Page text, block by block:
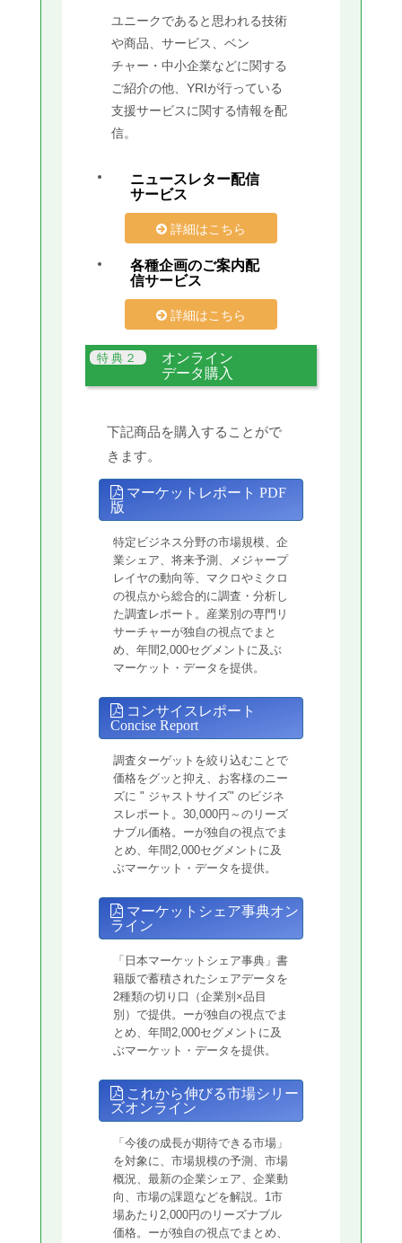
ユニークであると思われる技術
や商品、サービス、ベン
チャー・中小企業などに関する
ご紹介の他、YRIが行っている
支援サービスに関する情報を配
信。
ニュースレター配信
サービス
詳細はこちら
各種企画のご案内配
信サービス
詳細はこちら
オンライン
データ購入
下記商品を購入することがで
きます。
マーケットレポート PDF
版
特定ビジネス分野の市場規模、企
業シェア、将来予測、メジャープ
レイヤの動向等、マクロやミクロ
の視点から総合的に調査・分析し
た調査レポート。産業別の専門リ
サーチャーが独自の視点でまと
め、年間2,000セグメントに及ぶ
マーケット・データを提供。
コンサイスレポート
Concise Report
調査ターゲットを絞り込むことで
価格をグッと抑え、お客様のニー
ズに " ジャストサイズ" のビジネ
スレポート。30,000円～のリーズ
ナブル価格。ーが独自の視点でま
とめ、年間2,000セグメントに及
ぶマーケット・データを提供。
マーケットシェア事典オン
ライン
「日本マーケットシェア事典」書
籍版で蓄積されたシェアデータを
2種類の切り口（企業別×品目
別）で提供。ーが独自の視点でま
とめ、年間2,000セグメントに及
ぶマーケット・データを提供。
これから伸びる市場シリー
ズオンライン
「今後の成長が期待できる市場」
を対象に、市場規模の予測、市場
概況、最新の企業シェア、企業動
向、市場の課題などを解説。1市
場あたり2,000円のリーズナブル
価格。ーが独自の視点でまとめ、